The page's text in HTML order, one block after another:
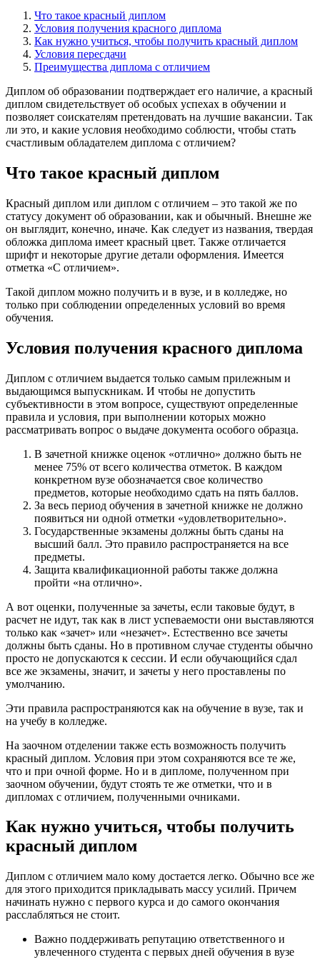
Что такое красный диплом
Условия получения красного диплома
Как нужно учиться, чтобы получить красный диплом
Условия пересдачи
Преимущества диплома с отличием
Диплом об образовании подтверждает его наличие, а красный
диплом свидетельствует об особых успехах в обучении и
позволяет соискателям претендовать на лучшие вакансии. Так
ли это, и какие условия необходимо соблюсти, чтобы стать
счастливым обладателем диплома с отличием?
Что такое красный диплом
Красный диплом или диплом с отличием – это такой же по
статусу документ об образовании, как и обычный. Внешне же
он выглядит, конечно, иначе. Как следует из названия, твердая
обложка диплома имеет красный цвет. Также отличается
шрифт и некоторые другие детали оформления. Имеется
отметка «С отличием».
Такой диплом можно получить и в вузе, и в колледже, но
только при соблюдении определенных условий во время
обучения.
Условия получения красного диплома
Диплом с отличием выдается только самым прилежным и
выдающимся выпускникам. И чтобы не допустить
субъективности в этом вопросе, существуют определенные
правила и условия, при выполнении которых можно
рассматривать вопрос о выдаче документа особого образца.
В зачетной книжке оценок «отлично» должно быть не
менее 75% от всего количества отметок. В каждом
конкретном вузе обозначается свое количество
предметов, которые необходимо сдать на пять баллов.
За весь период обучения в зачетной книжке не должно
появиться ни одной отметки «удовлетворительно».
Государственные экзамены должны быть сданы на
высший балл. Это правило распространяется на все
предметы.
Защита квалификационной работы также должна
пройти «на отлично».
А вот оценки, полученные за зачеты, если таковые будут, в
расчет не идут, так как в лист успеваемости они выставляются
только как «зачет» или «незачет». Естественно все зачеты
должны быть сданы. Но в противном случае студенты обычно
просто не допускаются к сессии. И если обучающийся сдал
все же экзамены, значит, и зачеты у него проставлены по
умолчанию.
Эти правила распространяются как на обучение в вузе, так и
на учебу в колледже.
На заочном отделении также есть возможность получить
красный диплом. Условия при этом сохраняются все те же,
что и при очной форме. Но и в дипломе, полученном при
заочном обучении, будут стоять те же отметки, что и в
дипломах с отличием, полученными очниками.
Как нужно учиться, чтобы получить
красный диплом
Диплом с отличием мало кому достается легко. Обычно все же
для этого приходится прикладывать массу усилий. Причем
начинать нужно с первого курса и до самого окончания
расслабляться не стоит.
Важно поддерживать репутацию ответственного и
увлеченного студента с первых дней обучения в вузе